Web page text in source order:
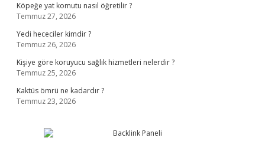
Köpeğe yat komutu nasıl öğretilir ?
Temmuz 27, 2026
Yedi hececiler kimdir ?
Temmuz 26, 2026
Kişiye göre koruyucu sağlık hizmetleri nelerdir ?
Temmuz 25, 2026
Kaktüs ömrü ne kadardır ?
Temmuz 23, 2026